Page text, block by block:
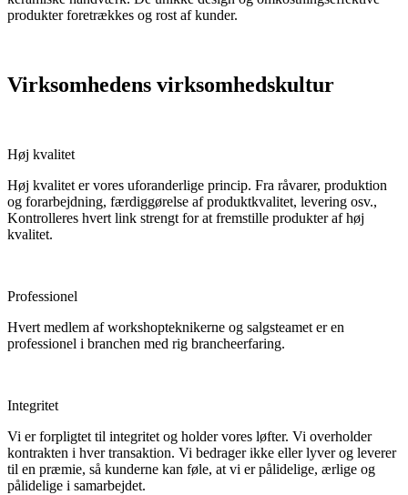
produkter foretrækkes og rost af kunder.
Virksomhedens virksomhedskultur
Høj kvalitet
Høj kvalitet er vores uforanderlige princip. Fra råvarer, produktion
og forarbejdning, færdiggørelse af produktkvalitet, levering osv.,
Kontrolleres hvert link strengt for at fremstille produkter af høj
kvalitet.
Professionel
Hvert medlem af workshopteknikerne og salgsteamet er en
professionel i branchen med rig brancheerfaring.
Integritet
Vi er forpligtet til integritet og holder vores løfter. Vi overholder
kontrakten i hver transaktion. Vi bedrager ikke eller lyver og leverer
til en præmie, så kunderne kan føle, at vi er pålidelige, ærlige og
pålidelige i samarbejdet.